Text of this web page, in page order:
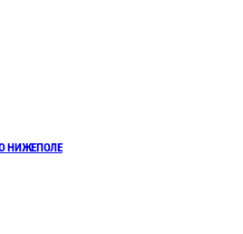
НИЖЕПОЛЕ